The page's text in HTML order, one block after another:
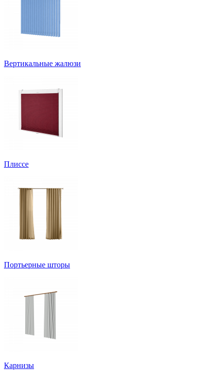
Вертикальные жалюзи
Плиссе
Портьерные шторы
Карнизы